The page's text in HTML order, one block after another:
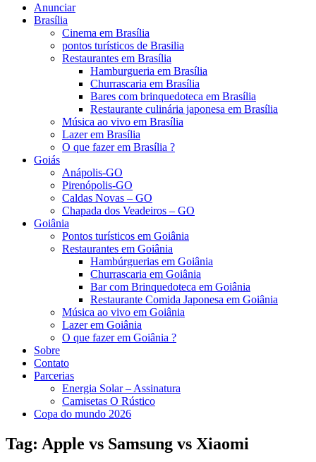
Anunciar
Brasília
Cinema em Brasília
pontos turísticos de Brasilia
Restaurantes em Brasília
Hamburgueria em Brasília
Churrascaria em Brasília
Bares com brinquedoteca em Brasília
Restaurante culinária japonesa em Brasília
Música ao vivo em Brasília
Lazer em Brasília
O que fazer em Brasília ?
Goiás
Anápolis-GO
Pirenópolis-GO
Caldas Novas – GO
Chapada dos Veadeiros – GO
Goiânia
Pontos turísticos em Goiânia
Restaurantes em Goiânia
Hambúrguerias em Goiânia
Churrascaria em Goiânia
Bar com Brinquedoteca em Goiânia
Restaurante Comida Japonesa em Goiânia
Música ao vivo em Goiânia
Lazer em Goiânia
O que fazer em Goiânia ?
Sobre
Contato
Parcerias
Energia Solar – Assinatura
Camisetas O Rústico
Copa do mundo 2026
Tag: Apple vs Samsung vs Xiaomi